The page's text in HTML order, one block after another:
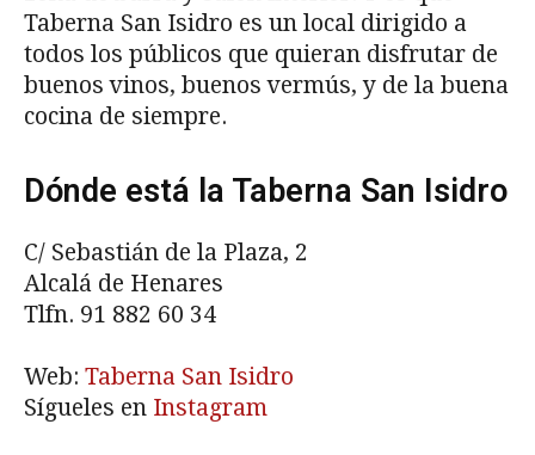
Taberna San Isidro es un local dirigido a
todos los públicos que quieran disfrutar de
buenos vinos, buenos vermús, y de la buena
cocina de siempre.
Dónde está la Taberna San Isidro
C/ Sebastián de la Plaza, 2
Alcalá de Henares
Tlfn. 91 882 60 34
Web: Taberna San Isidro
Sígueles en Instagram